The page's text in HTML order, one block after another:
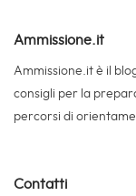
Ammissione.it
Ammissione.it è il
consigli per la
percorsi di
Contatti